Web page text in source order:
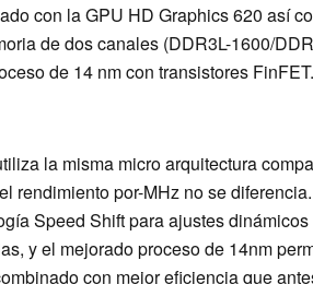
con la GPU HD Graphics 620 así
de dos canales (DDR3L-1600/
de 14 nm con transistores FinFET.
la misma micro arquitectura
rendimiento por-MHz no se
Speed Shift para ajustes
y el mejorado proceso de 14nm
con mejor eficiencia que